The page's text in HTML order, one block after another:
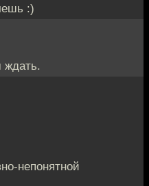
:)
ждать.
непонятной